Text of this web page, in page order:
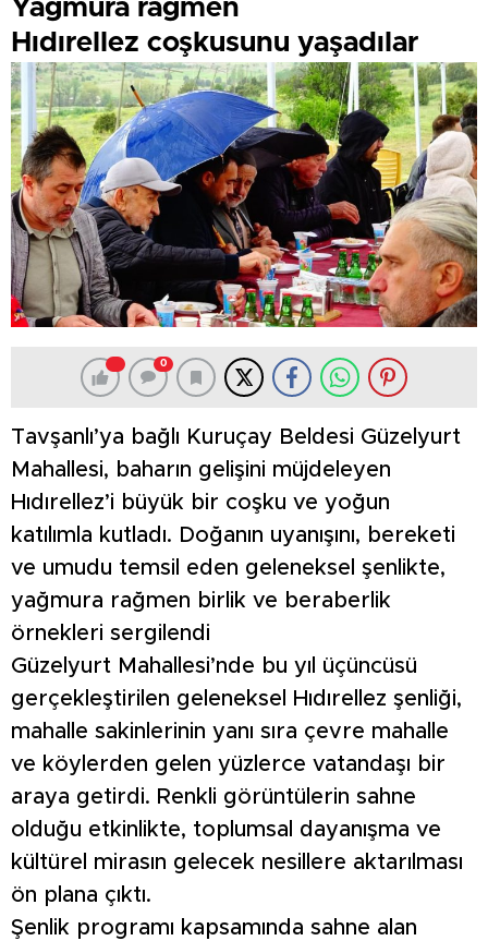
Yağmura rağmen
Hıdırellez coşkusunu yaşadılar
0
Tavşanlı’ya bağlı Kuruçay Beldesi Güzelyurt
Mahallesi, baharın gelişini müjdeleyen
Hıdırellez’i büyük bir coşku ve yoğun
katılımla kutladı. Doğanın uyanışını, bereketi
ve umudu temsil eden geleneksel şenlikte,
yağmura rağmen birlik ve beraberlik
örnekleri sergilendi
Güzelyurt Mahallesi’nde bu yıl üçüncüsü
gerçekleştirilen geleneksel Hıdırellez şenliği,
mahalle sakinlerinin yanı sıra çevre mahalle
ve köylerden gelen yüzlerce vatandaşı bir
araya getirdi. Renkli görüntülerin sahne
olduğu etkinlikte, toplumsal dayanışma ve
kültürel mirasın gelecek nesillere aktarılması
ön plana çıktı.
Şenlik programı kapsamında sahne alan